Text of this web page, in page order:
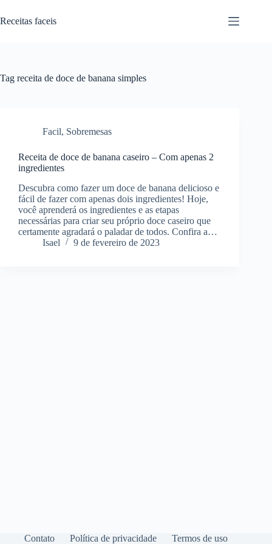
para
o
Receitas faceis
Tag receita de doce de banana simples
Facil, Sobremesas
Receita de doce de banana caseiro – Com apenas 2
ingredientes
Descubra como fazer um doce de banana delicioso e
fácil de fazer com apenas dois ingredientes! Hoje,
você aprenderá os ingredientes e as etapas
necessárias para criar seu próprio doce caseiro que
certamente agradará o paladar de todos. Confira a…
Isael
9 de fevereiro de 2023
Contato Política de privacidade Termos de uso